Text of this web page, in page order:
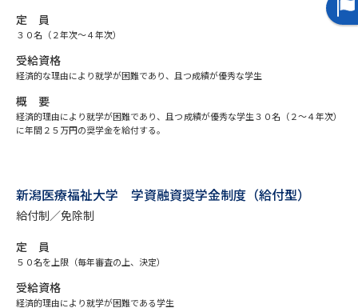
オープンキャンパス検索
来場型・Web型イベント特集 夢ナビライブ
受験準備
志望校・出願校を調べる
併願校選び
先輩が入学を決めた理由
定 員
３０名（２年次～４年次）
受給資格
経済的な理由により就学が困難であり、且つ成績が優秀な学生
概 要
経済的理由により就学が困難であり、且つ成績が優秀な学生３０名（２～４年次）
に年間２５万円の奨学金を給付する。
新潟医療福祉大学 学資融資奨学金制度（給付型）
給付制／免除制
定 員
５０名を上限（毎年審査の上、決定）
受給資格
経済的理由により就学が困難である学生